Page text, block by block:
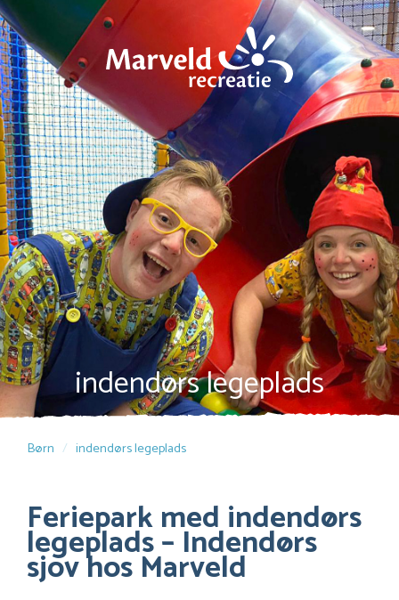
indendørs legeplads
Børn indendørs legeplads
Feriepark med indendørs
legeplads – Indendørs
sjov hos Marveld